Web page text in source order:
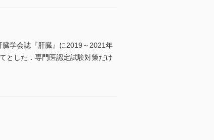
学会誌『肝臓』に2019～2021年
とした．専門医認定試験対策だけ